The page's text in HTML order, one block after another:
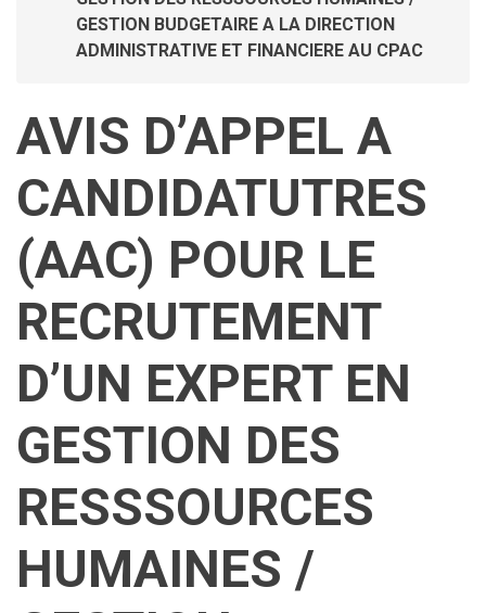
GESTION BUDGETAIRE A LA DIRECTION
ADMINISTRATIVE ET FINANCIERE AU CPAC
AVIS D’APPEL A
CANDIDATUTRES
(AAC) POUR LE
RECRUTEMENT
D’UN EXPERT EN
GESTION DES
RESSSOURCES
HUMAINES /